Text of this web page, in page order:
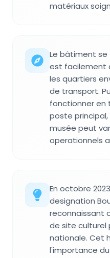
matériaux
Le bâtiment
est facilement
les quartiers
de transport.
fonctionner en
poste
musée peut
operationnels
En octobre
designation
reconnaissant
de site
nationale. Cet
l'importance